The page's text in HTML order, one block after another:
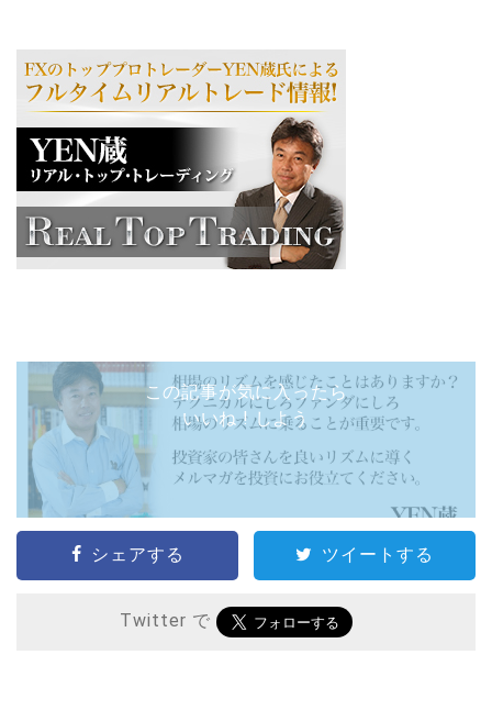
この記事が気に入ったら
いいね ! しよう
シェアする ツイートする
Twitter で